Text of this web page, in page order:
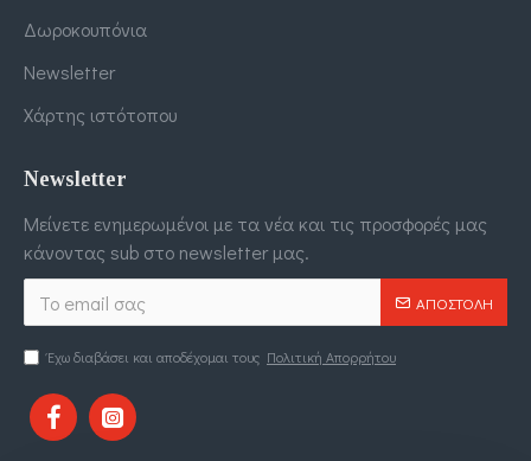
Δωροκουπόνια
Newsletter
Χάρτης ιστότοπου
Newsletter
Μείνετε ενημερωμένοι με τα νέα και τις προσφορές μας
κάνοντας sub στο newsletter μας.
ΑΠΟΣΤΟΛΉ
Έχω διαβάσει και αποδέχομαι τους Πολιτική Απορρήτου